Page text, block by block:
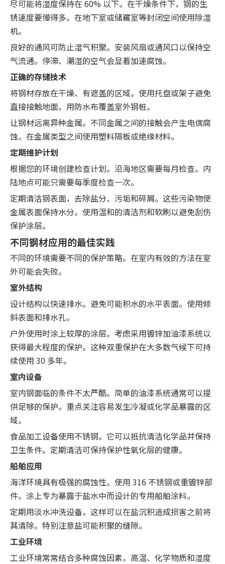
尽可能将湿度保持在 60% 以下。在干燥条件下，钢的生
锈速度要慢得多。在地下室或储藏室等封闭空间使用除湿
机。
良好的通风可防止湿气积聚。安装风扇或通风口以保持空
气流通。停滞、潮湿的空气会显着加速腐蚀。
正确的存储技术
将钢材存放在干燥、有遮盖的区域。使用托盘或架子避免
直接接触地面。用防水布覆盖室外钢桩。
让钢材远离异种金属。不同金属之间的接触会产生电偶腐
蚀。在金属类型之间使用塑料隔板或绝缘材料。
定期维护计划
根据您的环境创建检查计划。沿海地区需要每月检查。内
陆地点可能只需要每季度检查一次。
定期清洁钢表面，去除盐分、污垢和碎屑。这些污染物使
金属表面保持水分。使用温和的清洁剂和软刷以避免刮伤
保护涂层。
不同钢材应用的最佳实践
不同的环境需要不同的保护策略。在室内有效的方法在室
外可能会失败。
室外结构
设计结构以快速排水。避免可能积水的水平表面。使用倾
斜表面和排水孔。
户外使用时涂上较厚的涂层。考虑采用镀锌加油漆系统以
获得最大程度的保护。这种双重保护在大多数气候下可持
续使用 30 多年。
室内设备
室内钢面临的条件不太严酷。简单的油漆系统通常可以提
供足够的保护。重点关注容易发生冷凝或化学品暴露的区
域。
食品加工设备使用不锈钢。它可以抵抗清洁化学品并保持
卫生条件。定期清洁可保持保护性氧化层的健康。
船舶应用
海洋环境具有极强的腐蚀性。使用 316 不锈钢或重镀锌部
件。涂上专为暴露于盐水中而设计的专用船舶涂料。
定期用淡水冲洗设备。这样可以在盐沉积造成损害之前将
其清除。特别注意盐可能积聚的缝隙。
工业环境
工业环境常常结合多种腐蚀因素。高温、化学物质和湿度